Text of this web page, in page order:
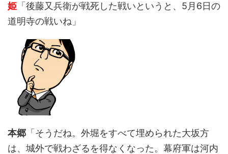
姫 「後藤又兵衛が戦死した戦いというと、5月6日の
道明寺の戦いね」
本郷 「そうだね。外堀をすべて埋められた大坂方
は、城外で戦わざるを得なくなった。幕府軍は河内